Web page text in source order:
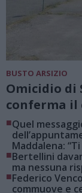
BUSTO ARSIZIO
Omicidio di
conferma il
■Quel
Maddalena:
■Bertellini
ma nessuna
■Federico
commuove e